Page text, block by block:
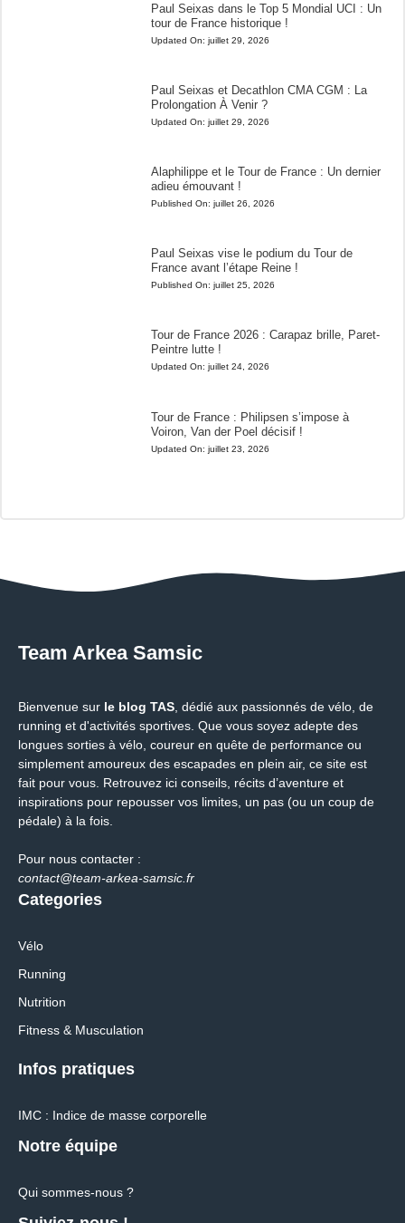
Paul Seixas dans le Top 5 Mondial UCI : Un
tour de France historique !
Updated On: juillet 29, 2026
Paul Seixas et Decathlon CMA CGM : La
Prolongation À Venir ?
Updated On: juillet 29, 2026
Alaphilippe et le Tour de France : Un dernier
adieu émouvant !
Published On: juillet 26, 2026
Paul Seixas vise le podium du Tour de
France avant l’étape Reine !
Published On: juillet 25, 2026
Tour de France 2026 : Carapaz brille, Paret-
Peintre lutte !
Updated On: juillet 24, 2026
Tour de France : Philipsen s’impose à
Voiron, Van der Poel décisif !
Updated On: juillet 23, 2026
Team Arkea Samsic
Bienvenue sur le blog TAS, dédié aux passionnés de vélo, de
running et d'activités sportives. Que vous soyez adepte des
longues sorties à vélo, coureur en quête de performance ou
simplement amoureux des escapades en plein air, ce site est
fait pour vous. Retrouvez ici conseils, récits d’aventure et
inspirations pour repousser vos limites, un pas (ou un coup de
pédale) à la fois.
Pour nous contacter :
contact@team-arkea-samsic.fr
Categories
Vélo
Running
Nutrition
Fitness & Musculation
Infos pratiques
IMC : Indice de masse corporelle
Notre équipe
Qui sommes-nous ?